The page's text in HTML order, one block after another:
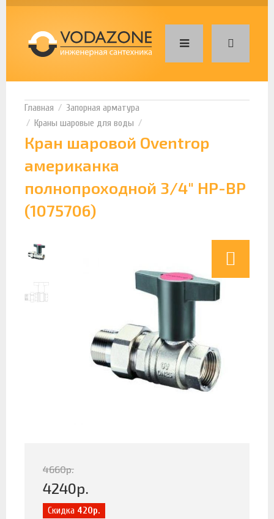
Запорная арматура
Краны шаровые для воды
Кран шаровой Oventrop
американка
полнопроходной 3/4" НР-ВР
(1075706)
4660р.
4240р.
Скидка 420р.